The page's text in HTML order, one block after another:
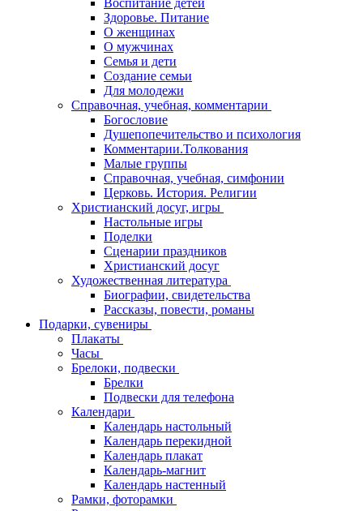
Воспитание детей
Здоровье. Питание
О женщинах
О мужчинах
Семья и дети
Создание семьи
Для молодежи
Справочная, учебная, комментарии
Богословие
Душепопечительство и психология
Комментарии.Толкования
Малые группы
Справочная, учебная, симфонии
Церковь. История. Религии
Христианский досуг, игры
Настольные игры
Поделки
Сценарии праздников
Христианский досуг
Художественная литература
Биографии, свидетельства
Рассказы, повести, романы
Подарки, сувениры
Плакаты
Часы
Брелоки, подвески
Брелки
Подвески для телефона
Календари
Календарь настольный
Календарь перекидной
Календарь плакат
Календарь-магнит
Календарь настенный
Рамки, фоторамки